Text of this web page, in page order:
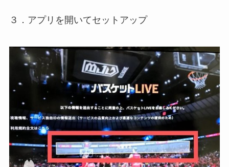
３．アプリを開いてセットアップ